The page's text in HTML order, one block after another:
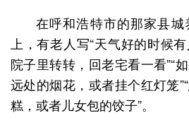
在呼和浩特市的那家县
上，有老人写“天气好的时候
院子里转转，回老宅看一看”“
远处的烟花，或者挂个红灯笼
糕，或者儿女包的饺子”。